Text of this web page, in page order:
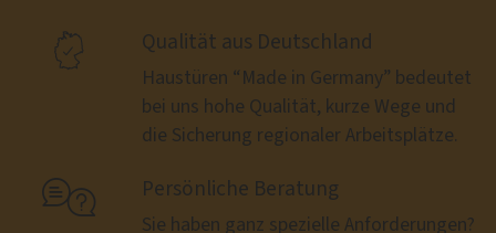
 Qualität aus Deutschland
Haustüren “Made in Germany” bedeutet
bei uns hohe Qualität, kurze Wege und
die Sicherung regionaler Arbeitsplätze.
 Persönliche Beratung
Sie haben ganz spezielle Anforderungen?